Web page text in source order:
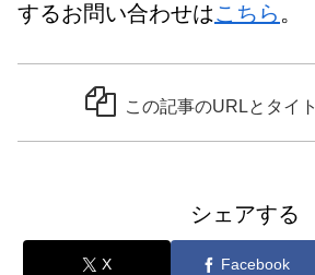
するお問い合わせはこちら 。
この記事のURLとタイ
シェアする
X Facebook